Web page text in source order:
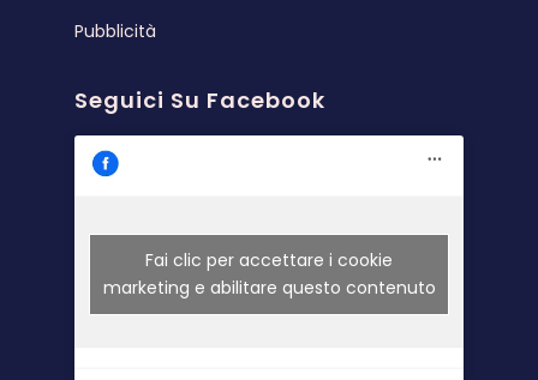
Pubblicità
Seguici Su Facebook
Fai clic per accettare i cookie
marketing e abilitare questo contenuto